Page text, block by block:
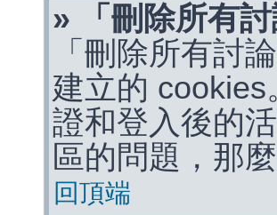
» 「刪除所有
「刪除所有討
建立的
證和登入後的
區的問題，那
回頂端